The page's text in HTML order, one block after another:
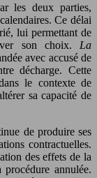
les deux parties,
Ce délai
lui permettant de
son choix. La
avec accusé de
décharge. Cette
le contexte de
sa capacité de
de produire ses
contractuelles.
des effets de la
annulée.